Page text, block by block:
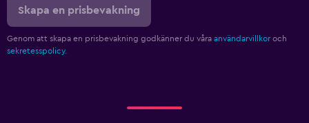
Skapa en prisbevakning
Genom att skapa en prisbevakning godkänner du våra användarvillkor och
sekretesspolicy.